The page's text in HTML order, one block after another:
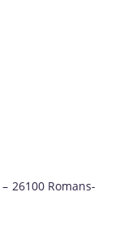
26100 Romans-